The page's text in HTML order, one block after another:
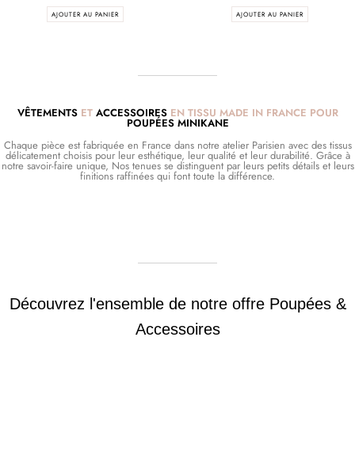
AJOUTER AU PANIER AJOUTER AU PANIER
VÊTEMENTSET ACCESSOIRESEN TISSU MADE IN FRANCE POUR
POUPÉES MINIKANE
Chaque pièce est fabriquée en France dans notre atelier Parisien avec des tissus
délicatement choisis pour leur esthétique, leur qualité et leur durabilité. Grâce à
notre savoir-faire unique, Nos tenues se distinguent par leurs petits détails et leurs
finitions raffinées qui font toute la différence.
Découvrez l'ensemble de notre offre Poupées &
Accessoires